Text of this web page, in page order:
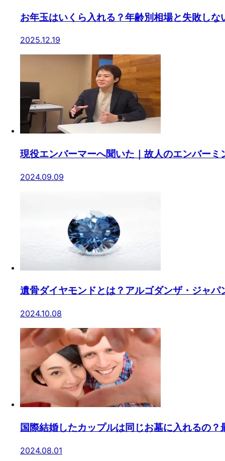
お年玉はいくら入れる？年齢別相場と失敗し
2025.12.19
現役エンバーマーへ聞いた｜故人のエンバーミ
2024.09.09
遺骨ダイヤモンドとは？アルゴダンザ・ジャパ
2024.10.08
国際結婚したカップルは同じお墓に入れるの
2024.08.01